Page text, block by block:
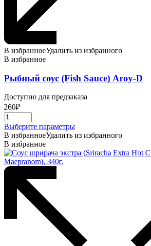
В избранноеУдалить из избранного
В избранное
Рыбный соус (Fish Sauce) Aroy-D
Доступно для предзаказа
260₽
Выберите параметрыЭтот
товар
несколько
В избранноеУдалить из избранного
В избранное